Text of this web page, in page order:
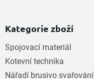
Kategorie zboží
Spojovací materiál
Kotevní technika
Nářadí brusivo svařování